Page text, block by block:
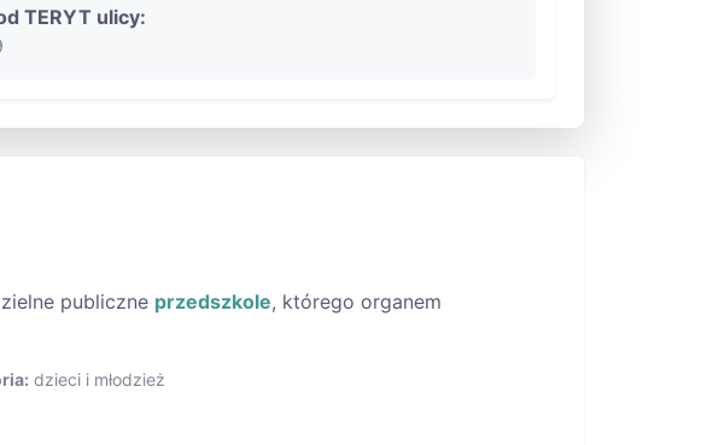
TERYT ulicy:
publiczne przedszkole, którego organem
dzieci i młodzież